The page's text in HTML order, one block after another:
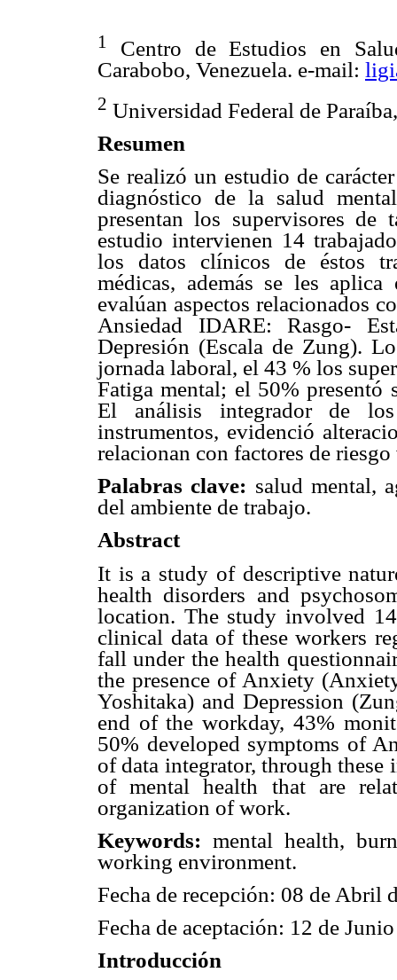
1
Centro de Estudios en
Carabobo, Venezuela. e-mail:
2 Universidad Federal de
Resumen
Se realizó un estudio de
diagnóstico de la salud
presentan los supervisores
estudio intervienen 14
los datos clínicos de éstos
médicas, además se les
evalúan aspectos relacionados
Ansiedad IDARE: Rasgo-
Depresión (Escala de Zung).
jornada laboral, el 43 % los
Fatiga mental; el 50% presentó
El análisis integrador de
instrumentos, evidenció
relacionan con factores de
Palabras clave: salud mental,
del ambiente de trabajo.
Abstract
It is a study of descriptive
health disorders and
location. The study involved
clinical data of these workers
fall under the health
the presence of Anxiety
Yoshitaka) and Depression
end of the workday, 43%
50% developed symptoms of
of data integrator, through these
of mental health that are
organization of work.
Keywords: mental health,
working environment.
Fecha de recepción: 08 de Abril
Fecha de aceptación: 12 de
Introducción